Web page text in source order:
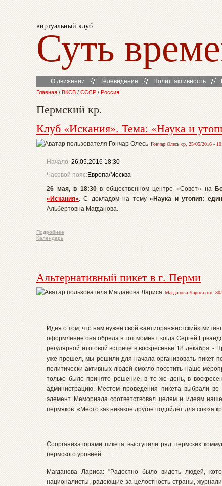
виртуальный клуб
Суть
О движении Телевидение Полит. активность
Главная / ВКСВ / СССР / Россия
Пермский кр.
Клуб «Искания». Тема: «Наука и
Гончар Олесь ср, 25/05/2016 -
Начало: 26.05.2016 18:30
Часовой пояс:Европа/Москва
26 мая, в 18:30в общественном центре «Совет» на
«Искания» . С докладом на тему«Наука и утопия:
Альбертовна Магданова.
Подробнее
Календарь
Альтернативный пикет в г. Перми
Магданова Лариса птн,
Идея о том, что нам нужен свой «антиоранжистский»
оформление она обрела в тот момент, когда Сергей
регулярной итоговой встрече в воскресенье 18 декабря.
уже прошел, мы решили для начала организовать пикет
политически активных людей смогло посетить наше
только было принято решение, в то же день, в
администрацию. Местом проведения пикета выбрали
элемент Мемориала соответствовал целям и идеям
пермяков. «Место как никакое другое подойдёт для союза
Соорганизаторами пикета выступили ряд пермских
пермского уровней.
Магданова Лариса: "Радостно было видеть людей,
националисты, радеющие за целостность страны,